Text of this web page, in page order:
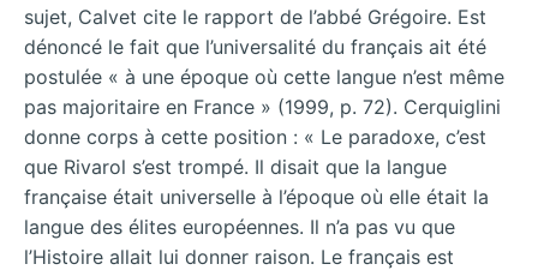
sujet, Calvet cite le rapport de l’abbé Grégoire. Est
dénoncé le fait que l’universalité du français ait été
postulée « à une époque où cette langue n’est même
pas majoritaire en France » (1999, p. 72). Cerquiglini
donne corps à cette position : « Le paradoxe, c’est
que Rivarol s’est trompé. Il disait que la langue
française était universelle à l’époque où elle était la
langue des élites européennes. Il n’a pas vu que
l’Histoire allait lui donner raison. Le français est